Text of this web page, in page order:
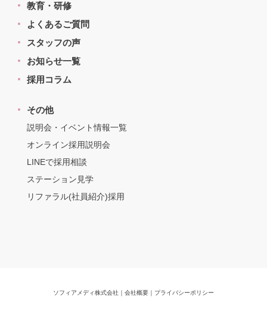
教育・研修
よくあるご質問
スタッフの声
お知らせ一覧
採用コラム
その他
説明会・イベント情報一覧
オンライン採用説明会
LINEで採用相談
ステーション見学
リファラル(社員紹介)採用
ソフィアメディ株式会社 会社概要 プライバシーポリシー